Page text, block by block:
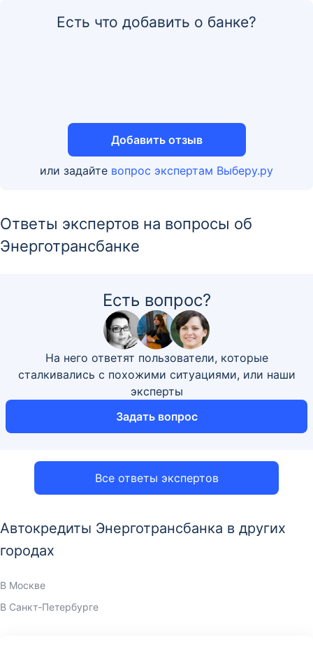
Есть что добавить о банке?
Добавить отзыв
или задайте вопрос экспертам Выберу.ру
Ответы экспертов на вопросы об
Энерготрансбанке
Все ответы экспертов
Есть вопрос?
На него ответят пользователи, которые
сталкивались с похожими ситуациями, или наши
эксперты
Задать вопрос
Автокредиты Энерготрансбанка в других
городах
В Москве
В Санкт-Петербурге